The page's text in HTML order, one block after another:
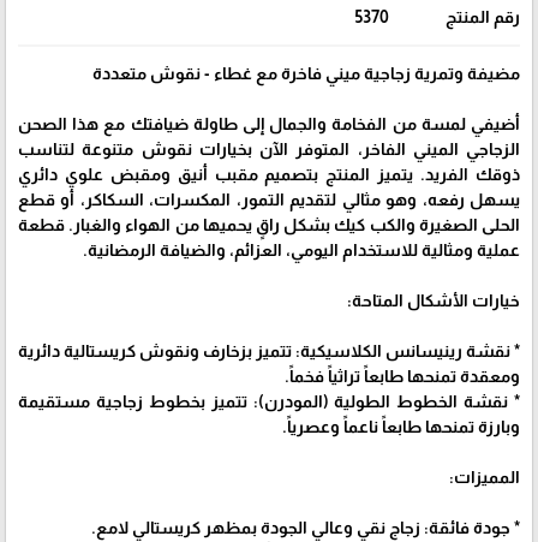
رقم المنتج 5370
مضيفة وتمرية زجاجية ميني فاخرة مع غطاء - نقوش متعددة
أضيفي لمسة من الفخامة والجمال إلى طاولة ضيافتك مع هذا الصحن
الزجاجي الميني الفاخر، المتوفر الآن بخيارات نقوش متنوعة لتناسب
ذوقك الفريد. يتميز المنتج بتصميم مقبب أنيق ومقبض علوي دائري
يسهل رفعه، وهو مثالي لتقديم التمور، المكسرات، السكاكر، أو قطع
الحلى الصغيرة والكب كيك بشكل راقٍ يحميها من الهواء والغبار. قطعة
عملية ومثالية للاستخدام اليومي، العزائم، والضيافة الرمضانية.
خيارات الأشكال المتاحة:
* نقشة رينيسانس الكلاسيكية: تتميز بزخارف ونقوش كريستالية دائرية
ومعقدة تمنحها طابعاً تراثياً فخماً.
* نقشة الخطوط الطولية (المودرن): تتميز بخطوط زجاجية مستقيمة
وبارزة تمنحها طابعاً ناعماً وعصرياً.
المميزات:
* جودة فائقة: زجاج نقي وعالي الجودة بمظهر كريستالي لامع.